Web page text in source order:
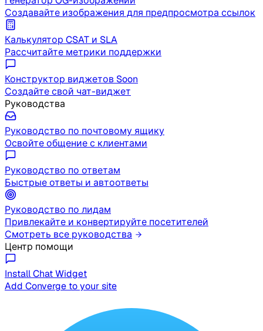
Создавайте изображения для предпросмотра ссылок
Калькулятор CSAT и SLA
Рассчитайте метрики поддержки
Конструктор виджетов Soon
Создайте свой чат-виджет
Руководства
Руководство по почтовому ящику
Освойте общение с клиентами
Руководство по ответам
Быстрые ответы и автоответы
Руководство по лидам
Привлекайте и конвертируйте посетителей
Смотреть все руководства
Центр помощи
Install Chat Widget
Add Converge to your site